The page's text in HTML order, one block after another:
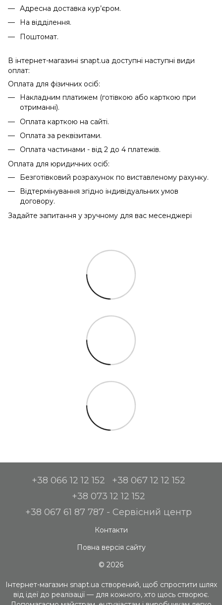
Адресна доставка кур’єром.
На відділення.
Поштомат.
В інтернет-магазині snapt.ua доступні наступні види
оплат:
Оплата для фізичних осіб:
Накладним платижем (готівкою або карткою при
отриманні).
Оплата карткою на сайті.
Оплата за реквізитами.
Оплата частинами - від 2 до 4 платежів.
Оплата для юридичних осіб:
Безготівковий розрахунок по виставленому рахунку.
Відтермінування згідно індивідуальних умов
договору.
Задайте запитання у зручному для вас месенджері
+38 066 12 12 152
+38 067 12 12 152
+38 073 12 12 152
+38 067 61 87 787 - Сервісний центр
Контакти
Повна версія сайту
© 2026
Інтернет-магазин snapt.ua створений, щоб спростити шлях
від ідеї до реалізації — для кожного, хто щось створює.